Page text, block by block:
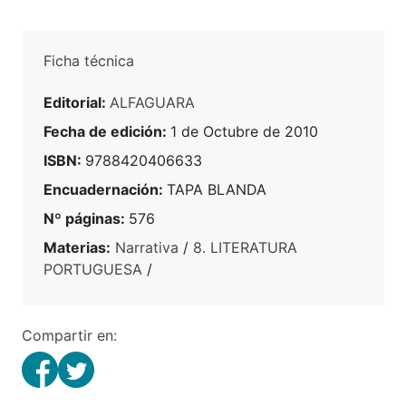
Ficha técnica
Editorial: ALFAGUARA
Fecha de edición: 1 de Octubre de 2010
ISBN: 9788420406633
Encuadernación: TAPA BLANDA
Nº páginas: 576
Materias: Narrativa / 8. LITERATURA
PORTUGUESA /
Compartir en: